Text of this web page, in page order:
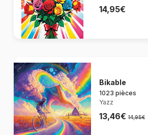
14,95€
Bikable
1023 pièces
Yazz
13,46€ 14,95€